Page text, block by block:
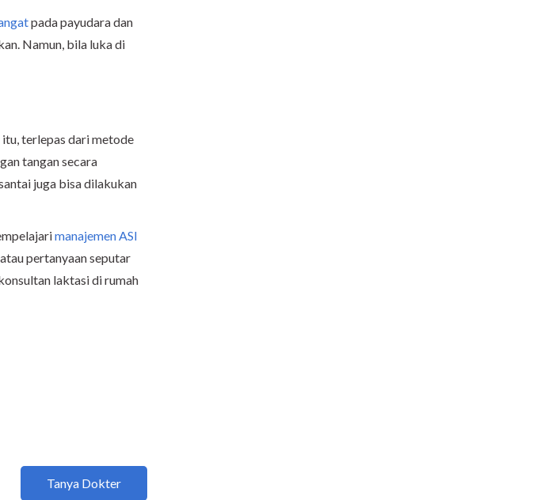
pada payudara dan
Namun, bila luka di
terlepas dari metode
tangan secara
juga bisa dilakukan
manajemen ASI
pertanyaan seputar
laktasi di rumah